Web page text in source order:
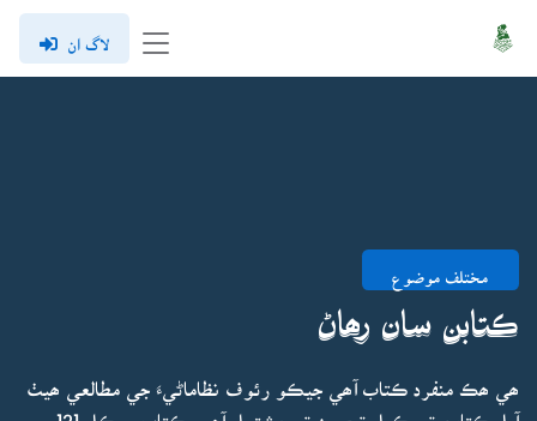
لاگ ان
مختلف موضوع
ڪتابن سان رھاڻ
ھي ھڪ منفرد ڪتاب آھي جيڪو رئوف نظاماڻيءَ جي مطالعي ھيٺ
آيل ڪتابن تي ڪيل تبصرن تي مشتمل آھي. ڪتاب ۾ ڪل 121